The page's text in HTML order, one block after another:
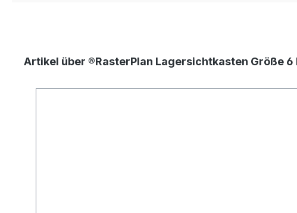
Artikel über ®RasterPlan Lagersichtkasten Größe